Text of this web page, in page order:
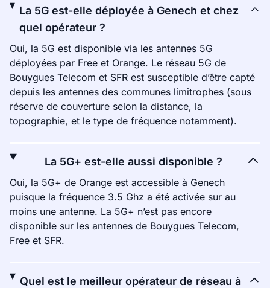
La 5G est-elle déployée à Genech et chez
quel opérateur ?
Oui, la 5G est disponible via les antennes 5G
déployées par Free et Orange. Le réseau 5G de
Bouygues Telecom et SFR est susceptible d’être capté
depuis les antennes des communes limitrophes (sous
réserve de couverture selon la distance, la
topographie, et le type de fréquence notamment).
La 5G+ est-elle aussi disponible ?
Oui, la 5G+ de Orange est accessible à Genech
puisque la fréquence 3.5 Ghz a été activée sur au
moins une antenne. La 5G+ n’est pas encore
disponible sur les antennes de Bouygues Telecom,
Free et SFR.
Quel est le meilleur opérateur de réseau à